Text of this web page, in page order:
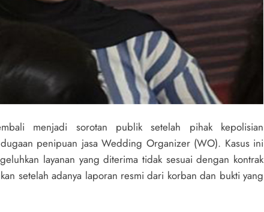
menjadi sorotan publik setelah pihak kepolisian
penipuan jasa Wedding Organizer (WO). Kasus ini
layanan yang diterima tidak sesuai dengan kontrak
setelah adanya laporan resmi dari korban dan bukti yang